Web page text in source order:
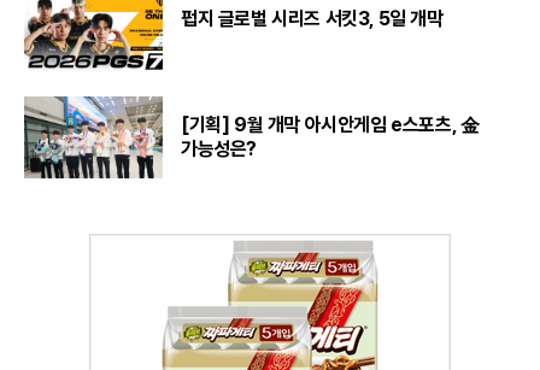
펍지 글로벌 시리즈 서킷3, 5일 개막
[기획] 9월 개막 아시안게임 e스포츠, 金
가능성은?